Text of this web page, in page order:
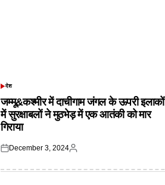
POSTED
देश
जम्मू&कश्मीर में दाचीगाम जंगल के ऊपरी इलाकों
में सुरक्षाबलों ने मुठभेड़ में एक आतंकी को मार
गिराया
Posted
December 3, 2024
Posted